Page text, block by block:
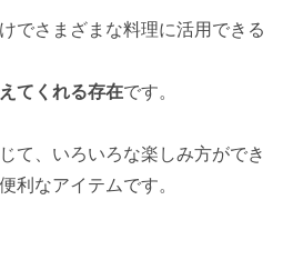
でさまざまな料理に活用できる
てくれる存在です。
て、いろいろな楽しみ方ができ
利なアイテムです。